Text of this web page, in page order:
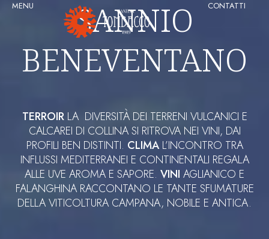
MENU CONTATTI
SANNIO
BENEVENTANO
TERROIRLA DIVERSITÀ DEI TERRENI VULCANICI E
CALCAREI DI COLLINA SI RITROVA NEI VINI, DAI
PROFILI BEN DISTINTI. CLIMAL’INCONTRO TRA
INFLUSSI MEDITERRANEI E CONTINENTALI REGALA
ALLE UVE AROMA E SAPORE. VINI AGLIANICO E
FALANGHINA RACCONTANO LE TANTE SFUMATURE
DELLA VITICOLTURA CAMPANA, NOBILE E ANTICA.